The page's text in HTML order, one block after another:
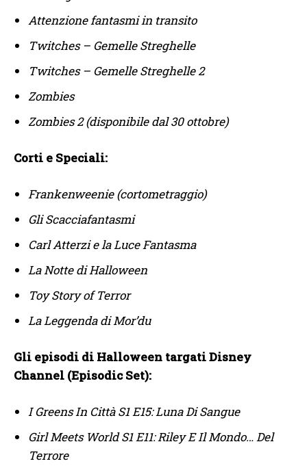
Attenzione fantasmi in transito
Twitches – Gemelle Streghelle
Twitches – Gemelle Streghelle 2
Zombies
Zombies 2 (disponibile dal 30 ottobre)
Corti e Speciali:
Frankenweenie (cortometraggio)
Gli Scacciafantasmi
Carl Atterzi e la Luce Fantasma
La Notte di Halloween
Toy Story of Terror
La Leggenda di Mor’du
Gli episodi di Halloween targati Disney
Channel (Episodic Set):
I Greens In Città S1 E15: Luna Di Sangue
Girl Meets World S1 E11: Riley E Il Mondo… Del
Terrore